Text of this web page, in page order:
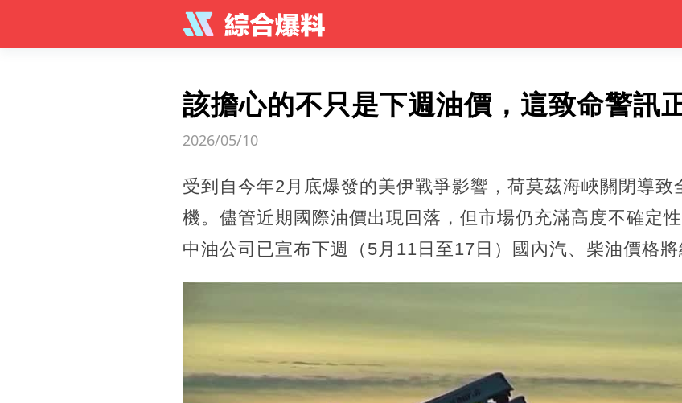
該擔心的不只是下週油價，這致命警訊
2026/05/10
受到自今年2月底爆發的美伊戰爭影響，荷莫茲海峽關閉導致
機。儘管近期國際油價出現回落，但市場仍充滿高度不確定
中油公司已宣布下週（5月11日至17日）國內汽、柴油價格將